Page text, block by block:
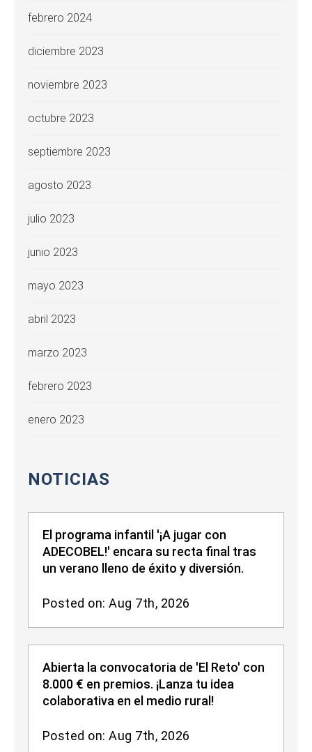
febrero 2024
diciembre 2023
noviembre 2023
octubre 2023
septiembre 2023
agosto 2023
julio 2023
junio 2023
mayo 2023
abril 2023
marzo 2023
febrero 2023
enero 2023
NOTICIAS
El programa infantil '¡A jugar con
ADECOBEL!' encara su recta final tras
un verano lleno de éxito y diversión.
Posted on: Aug 7th, 2026
Abierta la convocatoria de 'El Reto' con
8.000 € en premios. ¡Lanza tu idea
colaborativa en el medio rural!
Posted on: Aug 7th, 2026